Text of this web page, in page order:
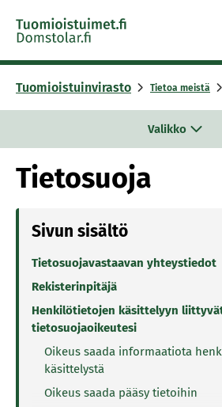
Skip to content -saavutettavuusohje
Tuomioistuinvirasto Tietoa meistä
Valikko
Tietosuoja
Sivun sisältö
Tietosuojavastaavan yhteystiedot
Rekisterinpitäjä
Henkilötietojen käsittelyyn
tietosuojaoikeutesi
Oikeus saada informaatiota
käsittelystä
Oikeus saada pääsy tietoihin